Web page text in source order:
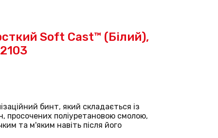
Soft Cast™ (Білий),
бинт, який складається із
просочених поліуретановою смолою,
та м'яким навіть після його